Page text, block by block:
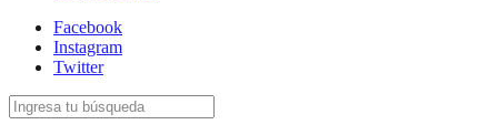
Facebook
Instagram
Twitter